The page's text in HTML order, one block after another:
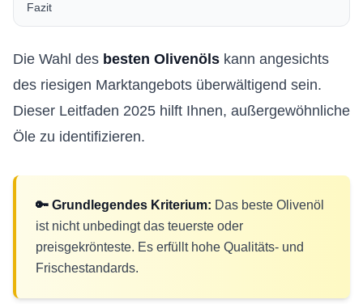
Fazit
Die Wahl des besten Olivenöls kann angesichts
des riesigen Marktangebots überwältigend sein.
Dieser Leitfaden 2025 hilft Ihnen, außergewöhnliche
Öle zu identifizieren.
🔑 Grundlegendes Kriterium: Das beste Olivenöl
ist nicht unbedingt das teuerste oder
preisgekrönteste. Es erfüllt hohe Qualitäts- und
Frischestandards.